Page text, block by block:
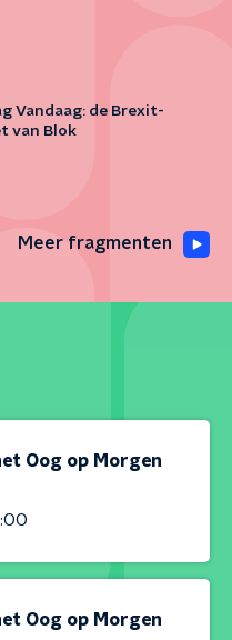
Vandaag: de Brexit-
van Blok
Meer fragmenten
Oog op Morgen
Oog op Morgen